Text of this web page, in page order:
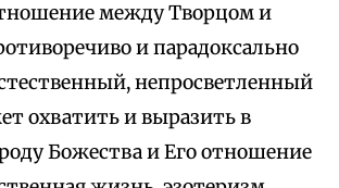
между Творцом и
и парадоксально
непросветленный
охватить и выразить в
Божества и Его отношение